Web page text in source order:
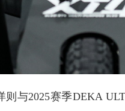
则与2025赛季DEKA